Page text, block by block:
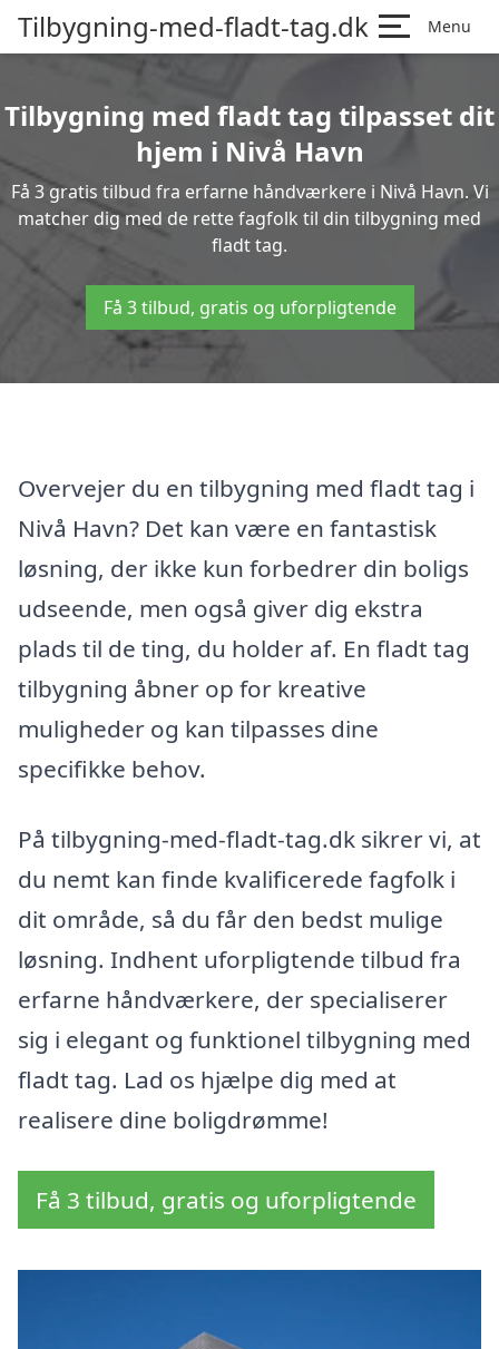
Tilbygning-med-fladt-tag.dk Menu
Tilbygning med fladt tag tilpasset dit
hjem i Nivå Havn
Få 3 gratis tilbud fra erfarne håndværkere i Nivå Havn. Vi
matcher dig med de rette fagfolk til din tilbygning med
fladt tag.
Få 3 tilbud, gratis og uforpligtende
Overvejer du en tilbygning med fladt tag i
Nivå Havn? Det kan være en fantastisk
løsning, der ikke kun forbedrer din boligs
udseende, men også giver dig ekstra
plads til de ting, du holder af. En fladt tag
tilbygning åbner op for kreative
muligheder og kan tilpasses dine
specifikke behov.
På tilbygning-med-fladt-tag.dk sikrer vi, at
du nemt kan finde kvalificerede fagfolk i
dit område, så du får den bedst mulige
løsning. Indhent uforpligtende tilbud fra
erfarne håndværkere, der specialiserer
sig i elegant og funktionel tilbygning med
fladt tag. Lad os hjælpe dig med at
realisere dine boligdrømme!
Få 3 tilbud, gratis og uforpligtende